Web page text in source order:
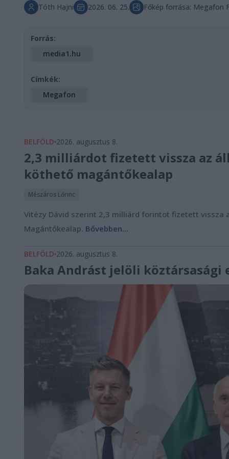
Tóth Hajni 2026. 06. 25. Főkép forrása: Megafon
Forrás:
media1.hu
Címkék:
Megafon
BELFÖLD 2026. augusztus 8.
2,3 milliárdot fizetett vissza az
köthető magántőkealap
Mészáros Lőrinc
Vitézy Dávid szerint 2,3 milliárd forintot fizetett vissza
Magántőkealap. Bővebben...
BELFÖLD 2026. augusztus 8.
Baka Andrást jelöli köztársasági